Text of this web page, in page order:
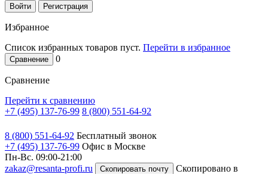
Войти Регистрация
Избранное
Список избранных товаров пуст. Перейти в избранное
Сравнение 0
Сравнение
Перейти к сравнению
+7 (495) 137-76-99 8 (800) 551-64-92
8 (800) 551-64-92 Бесплатный звонок
+7 (495) 137-76-99 Офис в Москве
Пн-Вс. 09:00-21:00
zakaz@resanta-profi.ru
Скопировать почту
Скопировано в